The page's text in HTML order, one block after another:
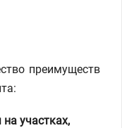
преимуществ
участках,